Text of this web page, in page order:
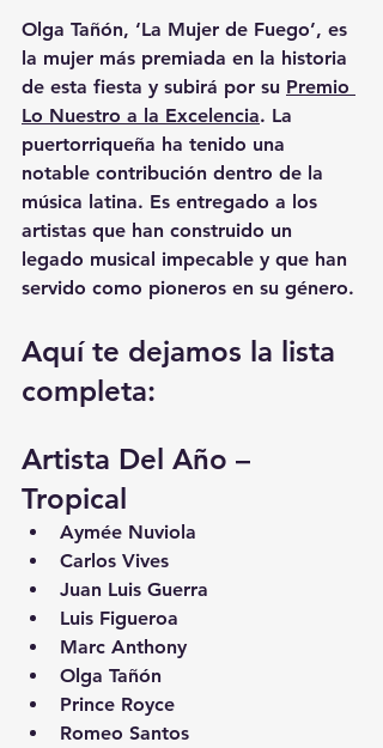
Olga Tañón, ‘La Mujer de Fuego’, es
la mujer más premiada en la historia
de esta fiesta y subirá por su Premio
Lo Nuestro a la Excelencia. La
puertorriqueña ha tenido una
notable contribución dentro de la
música latina. Es entregado a los
artistas que han construido un
legado musical impecable y que han
servido como pioneros en su género.
Aquí te dejamos la lista
completa:
Artista Del Año –
Tropical
Aymée Nuviola
Carlos Vives
Juan Luis Guerra
Luis Figueroa
Marc Anthony
Olga Tañón
Prince Royce
Romeo Santos